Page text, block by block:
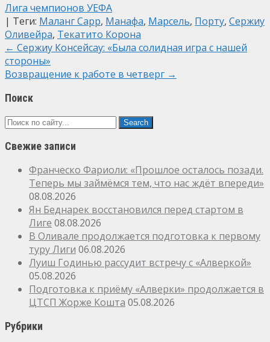
Лига чемпионов УЕФА
| Теги: Маланг Сарр, Манафа, Марсель, Порту, Сержиу
Оливейра, Текатито Корона
Post
navigation
← Сержиу Консейсау: «Была солидная игра с нашей
стороны»
Возвращение к работе в четверг →
Поиск
Свежие записи
Франческо Фариоли: «Прошлое осталось позади.
Теперь мы займёмся тем, что нас ждёт впереди»
08.08.2026
Ян Беднарек восстановился перед стартом в
Лиге 08.08.2026
В Оливале продолжается подготовка к первому
туру Лиги 06.08.2026
Луиш Годинью рассудит встречу с «Алверкой»
05.08.2026
Подготовка к приёму «Алверки» продолжается в
ЦТСП Жорже Кошта 05.08.2026
Рубрики